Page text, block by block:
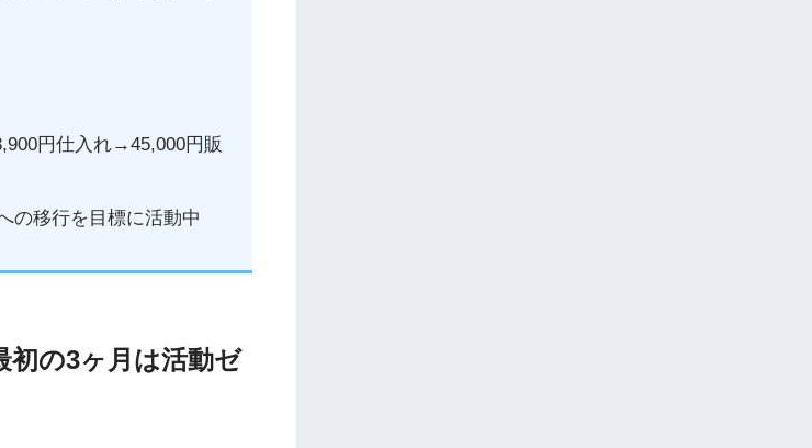
円仕入れ→45,000円販
の移行を目標に活動中
初の3ヶ月は活動ゼ